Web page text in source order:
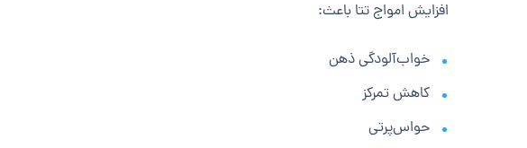
افزایش امواج تتا باعث:
خواب‌آلودگی ذهن
کاهش تمرکز
حواس‌پرتی